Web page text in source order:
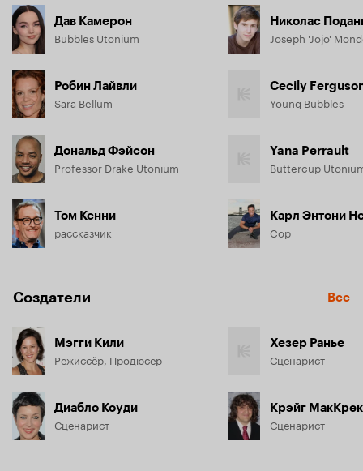
Дав Камерон
Bubbles Utonium
Робин Лайвли
Sara Bellum
Дональд Фэйсон
Professor Drake Utonium
Том Кенни
рассказчик
Николас
Joseph 'Jojo'
Cecily
Young Bubbles
Yana Perrault
Buttercup
Карл Энтони
Cop
Создатели Все
Мэгги Кили
Режиссёр, Продюсер
Диабло Коуди
Сценарист
Хезер Ранье
Сценарист
Крэйг
Сценарист